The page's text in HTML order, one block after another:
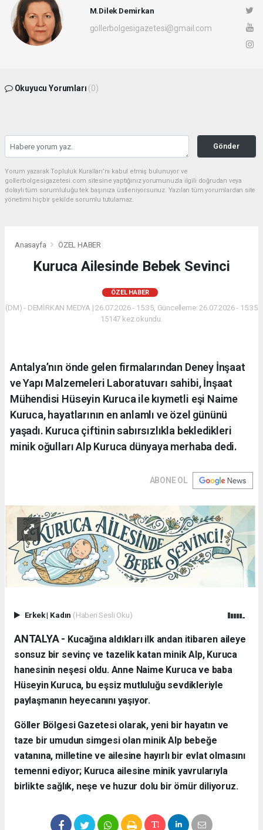
M.Dilek Demirkan
gollerbolgesigazetesi@gmail.com
Okuyucu Yorumları (0)
Gönder
Yorum yazarak Topluluk Kuralları’nı kabul etmiş bulunuyor ve
gollerbolgesigazetesi.com sitesine yaptığınız yorumunuzla ilgili doğrudan veya
dolaylı tüm sorumluluğu tek başınıza üstleniyorsunuz. Yazılan tüm yorumlardan site
yönetimi hiçbir şekilde sorumlu tutulamaz.
Anasayfa ÖZEL HABER
Kuruca Ailesinde Bebek Sevinci
ÖZEL HABER
(DM) - DEMİRKAN MEDYA | 26.07.2026 - 15:35, Güncelleme: 26.07.2026 - 15:35
15147 kez okundu.
Antalya’nın önde gelen firmalarından Deney İnşaat
ve Yapı Malzemeleri Laboratuvarı sahibi, İnşaat
Mühendisi Hüseyin Kuruca ile kıymetli eşi Naime
Kuruca, hayatlarının en anlamlı ve özel gününü
yaşadı. Kuruca çiftinin sabırsızlıkla bekledikleri
minik oğulları Alp Kuruca dünyaya merhaba dedi.
ABONE OL
Erkek| Kadın (Haberi Sesli Oku)
ANTALYA - ​ Kucağına aldıkları ilk andan itibaren aileye
sonsuz bir sevinç ve tazelik katan minik Alp, Kuruca
hanesinin neşesi oldu. Anne Naime Kuruca ve baba
Hüseyin Kuruca, bu eşsiz mutluluğu sevdikleriyle
paylaşmanın heyecanını yaşıyor.
​Göller Bölgesi Gazetesi olarak, yeni bir hayatın ve
taze bir umudun simgesi olan minik Alp bebeğe
vatanına, milletine ve ailesine hayırlı bir evlat olmasını
temenni ediyor; Kuruca ailesine minik yavrularıyla
birlikte sağlık, neşe ve huzur dolu bir ömür diliyoruz.